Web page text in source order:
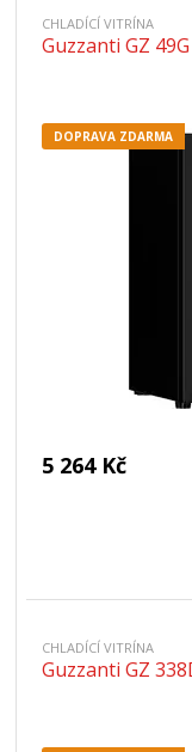
CHLADÍCÍ VITRÍNA
Guzzanti GZ 49G
DOPRAVA ZDARMA
5 264 Kč
CHLADÍCÍ VITRÍNA
Guzzanti GZ